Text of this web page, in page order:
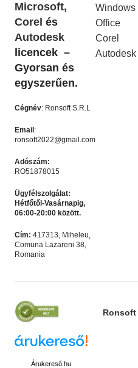
I
Corel Licenc
Akciós
termék
Ft19,990.00 Ft 9,990.00
KOSÁRBA HELYEZÉS
Professional Plus
Akciós termék, Microsoft
Microsoft,
Corel és
Autodesk
licencek –
Gyorsan és
egyszerűen.
Cégnév: Ronsoft S.R.L
Email :
ronsoft2022@gmail.com
Adószám:
RO51878015
Ügyfélszolgálat:
Hétfőtől-Vasárnapig,
06:00-20:00 között.
Cím: 417313, Miheleu,
Comuna Lazareni 38,
Romania
Windows
Office
Corel
Autodesk
Ronsoft
Árukereső.hu